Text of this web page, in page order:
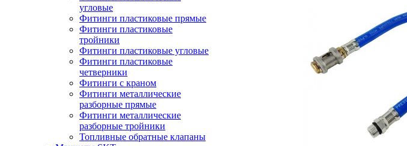
угловые
Фитинги пластиковые прямые
Фитинги пластиковые
тройники
Фитинги пластиковые угловые
Фитинги пластиковые
четверники
Фитинги с краном
Фитинги металлические
разборные прямые
Фитинги металлические
разборные тройники
Топливные обратные клапаны